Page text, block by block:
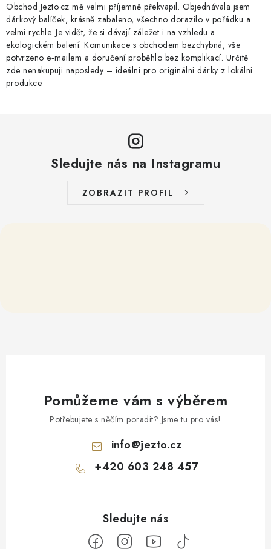
Obchod Jezto.cz mě velmi příjemně překvapil. Objednávala jsem
dárkový balíček, krásně zabaleno, všechno dorazilo v pořádku a
velmi rychle. Je vidět, že si dávají záležet i na vzhledu a
ekologickém balení. Komunikace s obchodem bezchybná, vše
potvrzeno e‑mailem a doručení proběhlo bez komplikací. Určitě
zde nenakupuji naposledy – ideální pro originální dárky z lokální
produkce.
Sledujte nás na Instagramu
ZOBRAZIT PROFIL
Pomůžeme vám s výběrem
Potřebujete s něčím poradit? Jsme tu pro vás!
info@jezto.cz
+420 603 248 457